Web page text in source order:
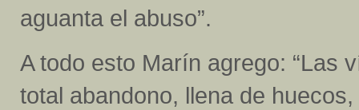
aguanta el abuso”.
A todo esto Marín agrego: “Las
total abandono, llena de